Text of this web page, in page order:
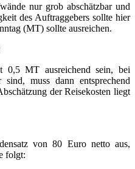
nur grob abschätzbar und
des Auftraggebers sollte hier
(MT) sollte ausreichen.
0,5 MT ausreichend sein, bei
sind, muss dann entsprechend
der Reisekosten liegt
von 80 Euro netto aus,
folgt: